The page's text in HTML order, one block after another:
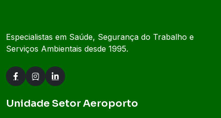
Especialistas em Saúde, Segurança do Trabalho e
Serviços Ambientais desde 1995.
Unidade Setor Aeroporto